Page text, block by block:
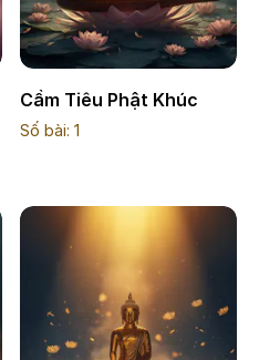
Cầm Tiêu Phật Khúc
Số bài: 1